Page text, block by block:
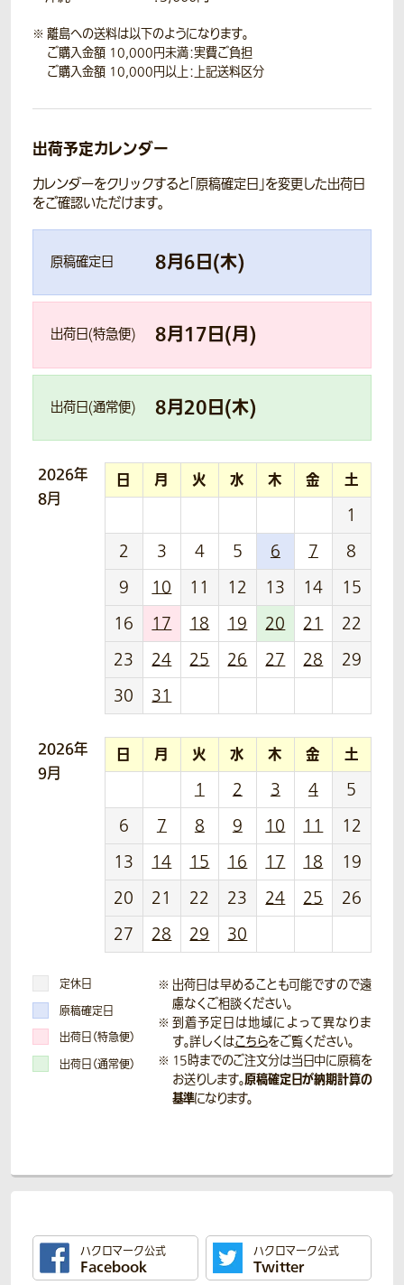
離島への送料は以下のようになります。
ご購入金額 10,000円未満：実費ご負担
ご購入金額 10,000円以上：上記送料区分
出荷予定カレンダー
カレンダーをクリックすると「原稿確定日」を変更した出荷日
をご確認いただけます。
原稿確定日 8月6日(木)
出荷日(特急便) 8月17日(月)
出荷日(通常便) 8月20日(木)
2026年
8月
日 月 火 水 木 金 土
1
2
3 4 5 6 7
8
9
10 11 12 13 14
15
16
17 18 19 20 21
22
23
24 25 26 27 28
29
30
31
2026年
9月
日 月 火 水 木 金 土
1 2 3 4
5
6
7 8 9 10 11
12
13
14 15 16 17 18
19
20
21 22 23 24 25
26
27
28 29 30
定休日
原稿確定日
出荷日（特急便）
出荷日（通常便）
出荷日は早めることも可能ですので遠
慮なくご相談ください。
到着予定日は地域によって異なりま
す。詳しくはこちらをご覧ください。
15時までのご注文分は当日中に原稿を
お送りします。原稿確定日が納期計算の
基準になります。
ハクロマーク公式
Facebook
ハクロマーク公式
Twitter